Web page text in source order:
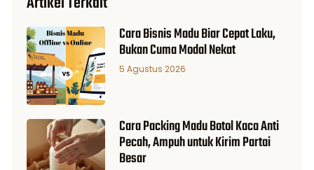
Cara Bisnis Madu Biar Cepat Laku,
Bukan Cuma Modal Nekat
5 Agustus 2026
Cara Packing Madu Botol Kaca Anti
Pecah, Ampuh untuk Kirim Partai
Besar